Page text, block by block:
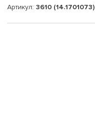
Артикул: 3610 (14.1701073)